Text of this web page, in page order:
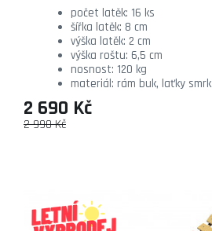
počet latěk: 16 ks
šířka latěk: 8 cm
výška latěk: 2 cm
výška roštu: 6,5 cm
nosnost: 120 kg
materiál: rám buk, laťky smrk
2 990 Kč
2 690 Kč